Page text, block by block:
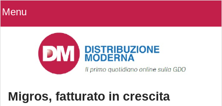
Menu
Migros, fatturato in crescita